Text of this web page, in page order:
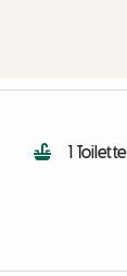
1 Toilette